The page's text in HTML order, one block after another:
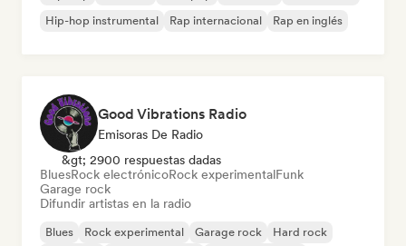
Hip-hop instrumental
Rap internacional Rap en inglés
Good Vibrations Radio
Emisoras De Radio
&gt; 2900 respuestas dadas
BluesRock electrónicoRock experimentalFunk
Garage rock
Difundir artistas en la radio
Blues Rock experimental Garage rock
Hard rock